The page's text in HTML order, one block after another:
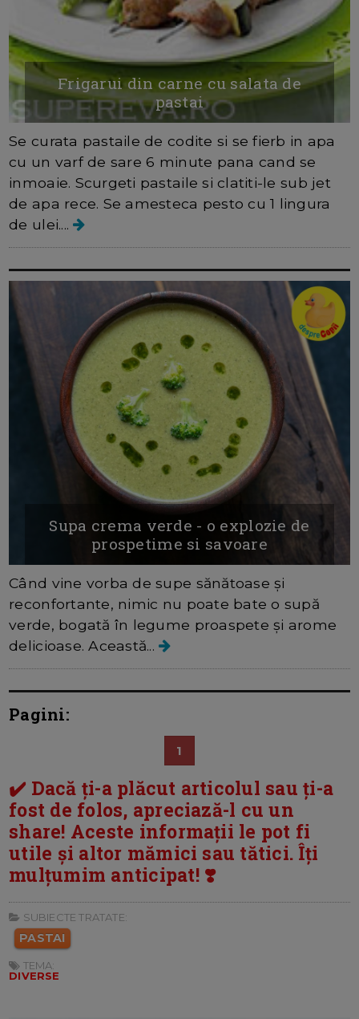
Frigarui din carne cu salata de
pastai
Se curata pastaile de codite si se fierb in apa
cu un varf de sare 6 minute pana cand se
inmoaie. Scurgeti pastaile si clatiti-le sub jet
de apa rece. Se amesteca pesto cu 1 lingura
de ulei....
Supa crema verde - o explozie de
prospetime si savoare
Când vine vorba de supe sănătoase și
reconfortante, nimic nu poate bate o supă
verde, bogată în legume proaspete și arome
delicioase. Această...
Pagini:
1
✔️ Dacă ți-a plăcut articolul sau ți-a
fost de folos, apreciază-l cu un
share! Aceste informații le pot fi
utile și altor mămici sau tătici. Îți
mulțumim anticipat! ❣️
SUBIECTE TRATATE:
PASTAI
TEMA:
DIVERSE